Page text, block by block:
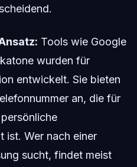
Tools wie Google
wurden für
entwickelt. Sie bieten
an, die für
ist. Wer nach einer
sucht, findet meist